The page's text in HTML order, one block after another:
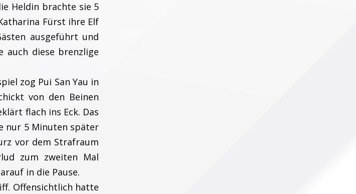
Heldin brachte sie 5
Fürst ihre Elf
ausgeführt und
auch diese brenzlige
zog Pui San Yau in
von den Beinen
flach ins Eck. Das
nur 5 Minuten später
vor dem Strafraum
zum zweiten Mal
in die Pause.
Offensichtlich hatte